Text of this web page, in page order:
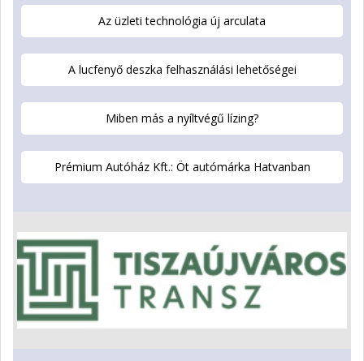
Az üzleti technológia új arculata
A lucfenyő deszka felhasználási lehetőségei
Miben más a nyíltvégű lízing?
Prémium Autóház Kft.: Öt autómárka Hatvanban